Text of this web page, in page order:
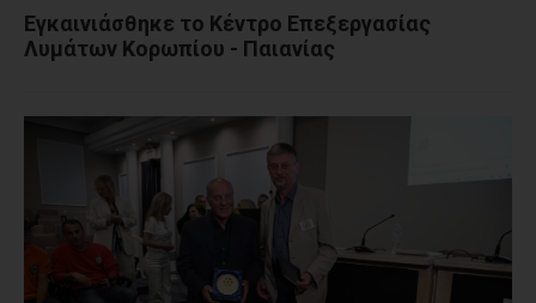
Εγκαινιάσθηκε το Κέντρο Επεξεργασίας
Λυμάτων Κορωπίου - Παιανίας